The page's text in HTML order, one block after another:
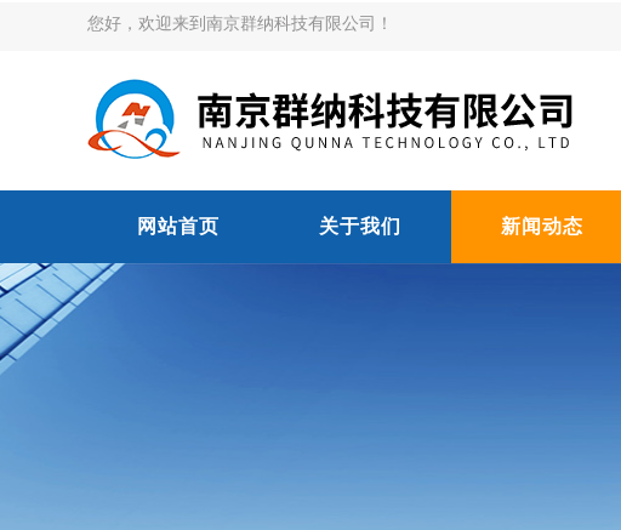
您好，欢迎来到南京群纳科技有限公司！
网站首页 关于我们 新闻动态